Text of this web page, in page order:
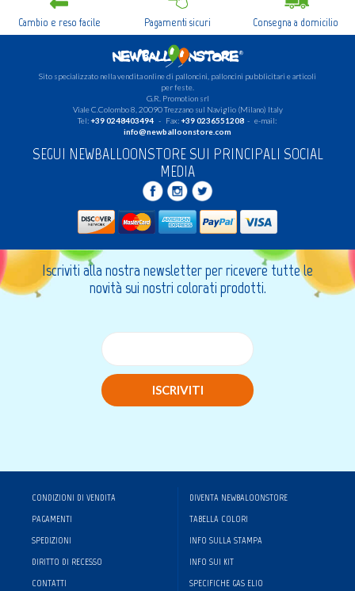
Cambio e reso facile Pagamenti sicuri Consegna a domicilio
Sito specializzato nella vendita online di palloncini, palloncini pubblicitari e articoli
per feste.
G.R. Promotion srl
Viale C.Colombo 8, 20090 Trezzano sul Naviglio (Milano) Italy
Tel:+39 0248403494- Fax:+39 0236551208- e-mail:
info@newballoonstore.com
SEGUI NEWBALLOONSTORE SUI PRINCIPALI SOCIAL
MEDIA
Iscriviti alla nostra newsletter per ricevere tutte le
novità sui nostri colorati prodotti.
ISCRIVITI
CONDIZIONI DI VENDITA
PAGAMENTI
SPEDIZIONI
DIRITTO DI RECESSO
CONTATTI
DIVENTA NEWBALOONSTORE
TABELLA COLORI
INFO SULLA STAMPA
INFO SUI KIT
SPECIFICHE GAS ELIO